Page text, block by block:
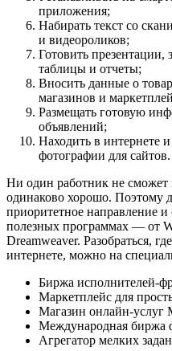
приложения;
Набирать текст со
и видеороликов;
Готовить презентации,
таблицы и отчеты;
Вносить данные о
магазинов и
Размещать готовую
объявлений;
Находить в интернете
фотографии для сайтов.
Ни один работник не сможет
одинаково хорошо. Поэтому
приоритетное направление
полезных программах — от
Dreamweaver. Разобраться,
интернете, можно на
Биржа исполнителей-
Маркетплейс для
Магазин онлайн-услуг
Международная биржа
Агрегатор мелких